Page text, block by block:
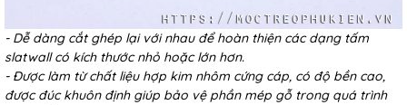
- Dễ dàng cắt ghép lại với nhau để hoàn thiện các dạng tấm
slatwall có kích thước nhỏ hoặc lớn hơn.
- Được làm từ chất liệu hợp kim nhôm cứng cáp, có độ bền cao,
được đúc khuôn định giúp bảo vệ phần mép gỗ trong quá trình